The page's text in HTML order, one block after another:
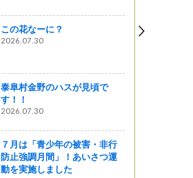
この花なーに？
2026.07.30
泰阜村金野のハスが見頃で
す！！
2026.07.30
７月は「青少年の被害・非行
防止強調月間」！あいさつ運
動を実施しました